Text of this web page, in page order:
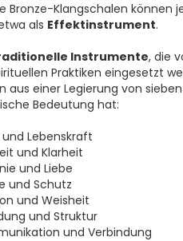
Bronze-Klangschalen können
als Effektinstrument.
Instrumente, die
Praktiken eingesetzt
einer Legierung von sieben
Bedeutung hat:
Lebenskraft
und Klarheit
und Liebe
und Schutz
und Weisheit
und Struktur
und Verbindung